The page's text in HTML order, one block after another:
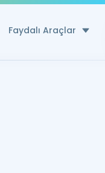
Faydalı Araçlar